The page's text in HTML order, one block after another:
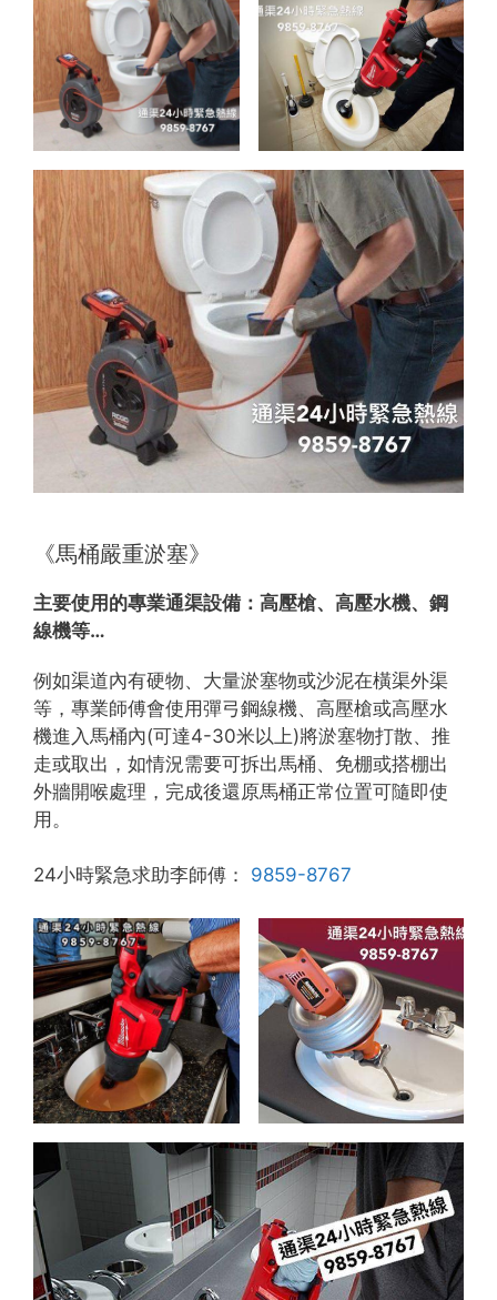
《馬桶嚴重淤塞》
主要使用的專業通渠設備： 高壓槍、高壓水機、鋼
線機等…
例如渠道內有硬物、大量淤塞物或沙泥在橫渠外渠
等，專業師傅會使用彈弓鋼線機、高壓槍或高壓水
機進入馬桶內(可達4-30米以上)將淤塞物打散、推
走或取出，如情況需要可拆出馬桶、免棚或搭棚出
外牆開喉處理，完成後還原馬桶正常位置可隨即使
用。
24小時緊急求助李師傅： 9859-8767